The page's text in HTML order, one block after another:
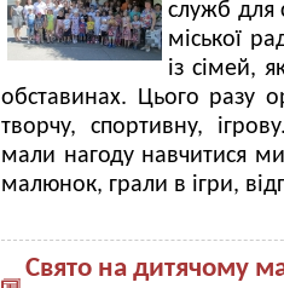
служб для
міської
із сімей,
обставинах. Цього разу
творчу, спортивну,
мали нагоду навчитися
малюнок, грали в ігри,
Свято на дитячому